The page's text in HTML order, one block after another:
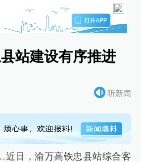
站建设有序推进
听新闻
日，渝万高铁忠县站综合客